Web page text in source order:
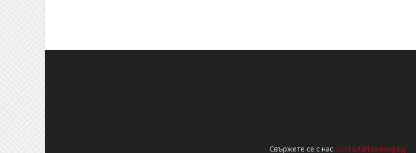
Свържете се с нас: contact@breaking.bg